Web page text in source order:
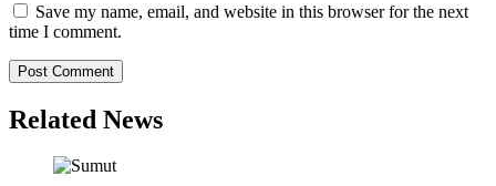
Save my name, email, and website in this browser for the next
time I comment.
Related News